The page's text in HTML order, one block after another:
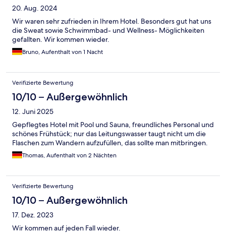
20. Aug. 2024
Wir waren sehr zufrieden in Ihrem Hotel. Besonders gut hat uns
die Sweat sowie Schwimmbad- und Wellness- Möglichkeiten
gefallten. Wir kommen wieder.
Bruno, Aufenthalt von 1 Nacht
Verifizierte Bewertung
10/10 – Außergewöhnlich
12. Juni 2025
Gepflegtes Hotel mit Pool und Sauna, freundliches Personal und
schönes Frühstück; nur das Leitungswasser taugt nicht um die
Flaschen zum Wandern aufzufüllen, das sollte man mitbringen.
Thomas, Aufenthalt von 2 Nächten
Verifizierte Bewertung
10/10 – Außergewöhnlich
17. Dez. 2023
Wir kommen auf jeden Fall wieder.